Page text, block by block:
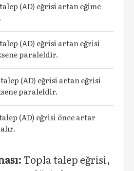
(AD) eğrisi artan eğime
(AD) eğrisi artan eğrisi
paraleldir.
(AD) eğrisi artan eğrisi
paraleldir.
(AD) eğrisi önce artar
Topla talep eğrisi,